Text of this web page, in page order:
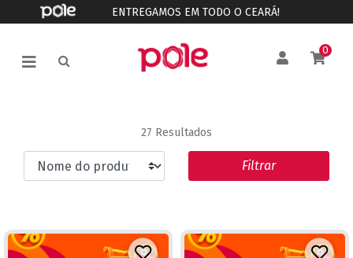
ENTREGAMOS EM TODO O CEARÁ!
0
27 Resultados
Filtrar